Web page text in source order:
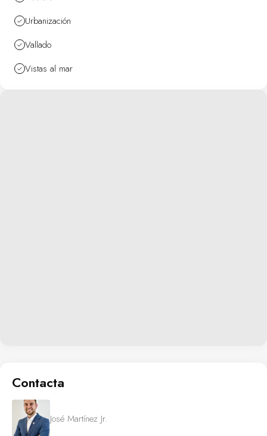
Urbanización
Vallado
Vistas al mar
Contacta
José Martínez Jr.